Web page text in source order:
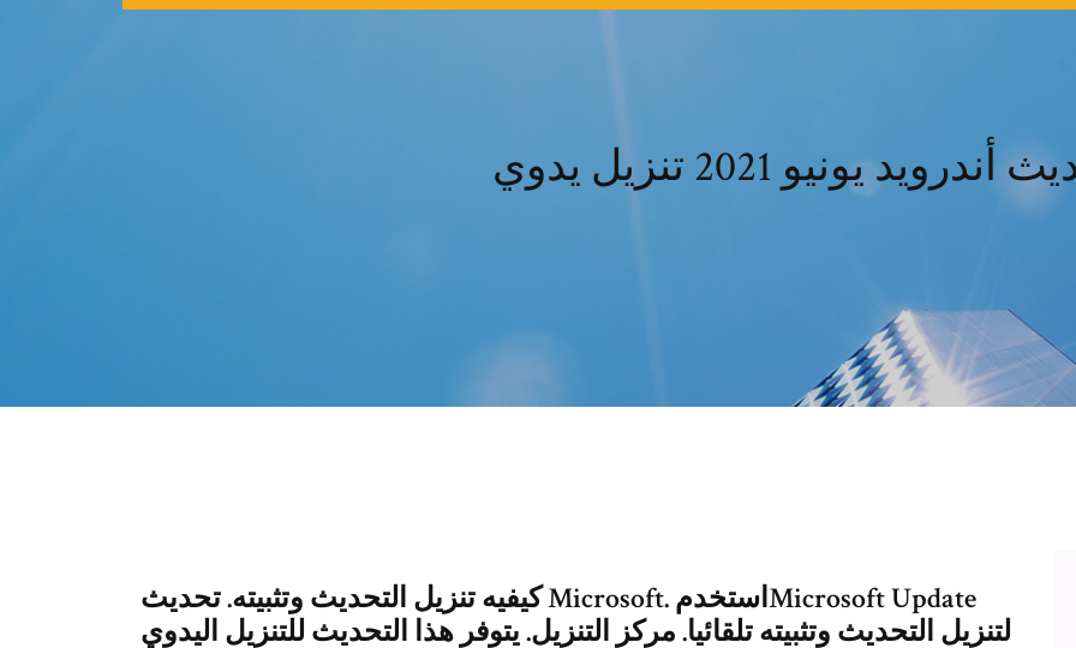
يونيو 2021 تنزيل يدوي
كيفيه تنزيل التحديث وتثبيته. تحديث Microsoft. استخدمMicrosoft Update